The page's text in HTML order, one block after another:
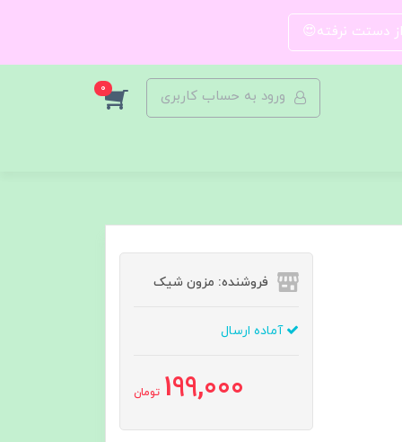
از دستت نرفته😍
ورود به حساب کاربری 0
فروشنده: مزون شیک
آماده ارسال
199,000 تومان